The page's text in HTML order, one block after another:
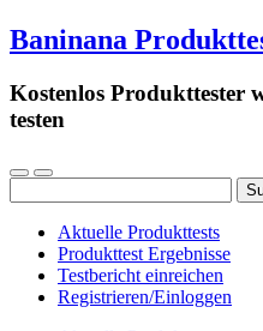
Baninana
Kostenlos Produkttester
testen
nach:
Aktuelle Produkttests
Produkttest Ergebnisse
Testbericht einreichen
Registrieren/Einloggen